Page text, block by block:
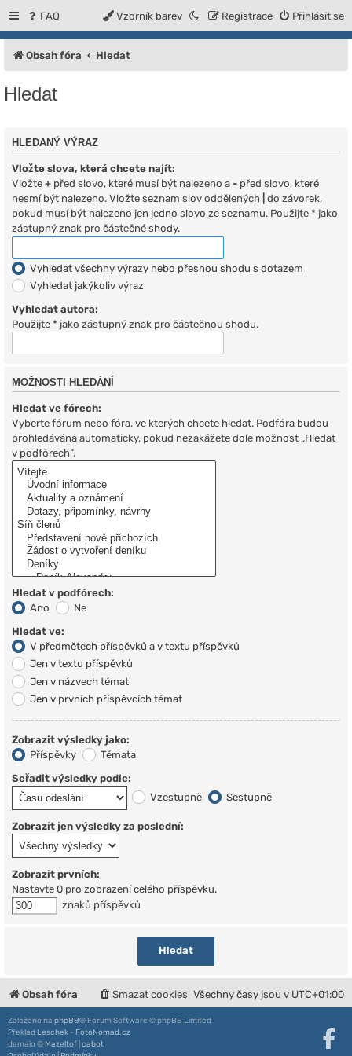
FAQ Přihlásit se
Registrace
Vzorník barev
Obsah fóra Hledat
Hledat
HLEDANÝ VÝRAZ
Vložte slova, která chcete najít:
Vložte + před slovo, které musí být nalezeno a - před slovo, které
nesmí být nalezeno. Vložte seznam slov oddělených
do závorek,
pokud musí být nalezeno jen jedno slovo ze seznamu. Použijte * jako
zástupný znak pro částečné shody.
Vyhledat všechny výrazy nebo přesnou shodu s dotazem
Vyhledat jakýkoliv výraz
Vyhledat autora:
Použijte * jako zástupný znak pro částečnou shodu.
MOŽNOSTI HLEDÁNÍ
Hledat ve fórech:
Vyberte fórum nebo fóra, ve kterých chcete hledat. Podfóra budou
prohledávána automaticky, pokud nezakážete dole možnost „Hledat
v podfórech“.
Hledat v podfórech:
Ano
Ne
Hledat ve:
V předmětech příspěvků a v textu příspěvků
Jen v textu příspěvků
Jen v názvech témat
Jen v prvních příspěvcích témat
Zobrazit výsledky jako:
Příspěvky
Témata
Seřadit výsledky podle:
Vzestupně
Sestupně
Zobrazit jen výsledky za poslední:
Zobrazit prvních:
Nastavte 0 pro zobrazení celého příspěvku.
znaků příspěvků
Obsah fóra Všechny časy jsou v UTC+01:00
Smazat cookies
Založeno na phpBB® Forum Software © phpBB Limited
Překlad Leschek - FotoNomad.cz
damaïo © Mazeltof cabot